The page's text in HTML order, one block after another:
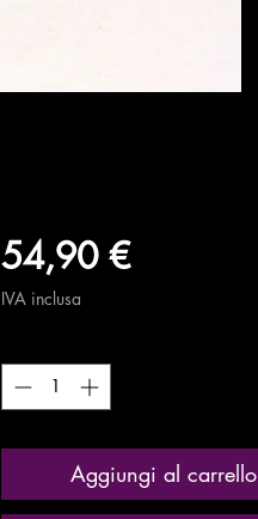
54,90 €Prezzo
IVA inclusa
Aggiungi al carrello